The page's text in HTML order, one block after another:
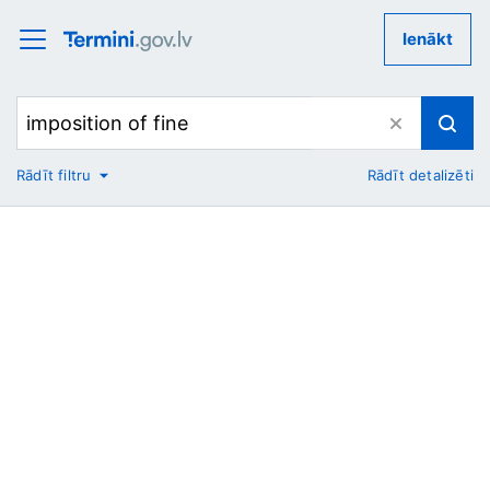
Ienākt
No
Rādīt filtru Rādīt detalizēti